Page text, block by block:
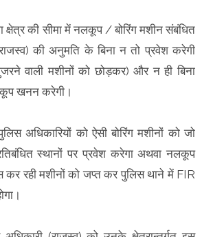
की सीमा में नलकूप / बोरिंग मशीन संबंधित
की अनुमति के बिना न तो प्रवेश करेगी
वाली मशीनों को छोड़कर) और न ही बिना
खनन करेगी।
अधिकारियों को ऐसी बोरिंग मशीनों को जो
स्थानों पर प्रवेश करेगा अथवा नलकूप
कर रही मशीनों को जप्त कर पुलिस थाने में FIR